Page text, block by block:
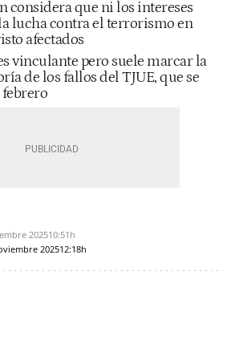
considera que ni los intereses
lucha contra el terrorismo en
afectados
vinculante pero suele marcar la
de los fallos del TJUE, que se
202510:51h
202512:18h